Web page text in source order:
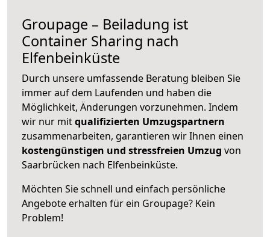
Groupage – Beiladung ist
Container Sharing nach
Elfenbeinküste
Durch unsere umfassende Beratung bleiben Sie
immer auf dem Laufenden und haben die
Möglichkeit, Änderungen vorzunehmen. Indem
wir nur mitqualifizierten Umzugspartnern
zusammenarbeiten, garantieren wir Ihnen einen
kostengünstigen und stressfreien Umzug von
Saarbrücken nach Elfenbeinküste.
Möchten Sie schnell und einfach persönliche
Angebote erhalten für ein Groupage? Kein
Problem!